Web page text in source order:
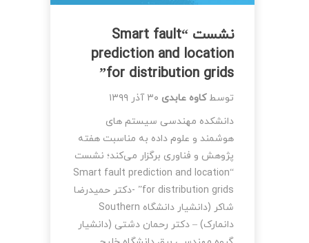
نشست “Smart fault
prediction and location
for distribution grids”
توسطکاوه عابدی ۳۰ آذر ۱۳۹۹
دانشکده مهندسی سیستم های
هوشمند و علوم داده به مناسبت هفته
پژوهش و فناوری برگزار می‌کند؛ نشست
“Smart fault prediction and location
for distribution grids” -دکتر حمیدرضا
شاکر (دانشیار دانشگاه Southern
دانمارک) – دکتر رحمان دشتی (دانشیار